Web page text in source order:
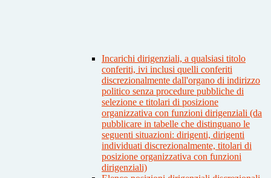
Incarichi dirigenziali, a qualsiasi titolo
conferiti, ivi inclusi quelli conferiti
discrezionalmente dall'organo di indirizzo
politico senza procedure pubbliche di
selezione e titolari di posizione
organizzativa con funzioni dirigenziali (da
pubblicare in tabelle che distinguano le
seguenti situazioni: dirigenti, dirigenti
individuati discrezionalmente, titolari di
posizione organizzativa con funzioni
dirigenziali)